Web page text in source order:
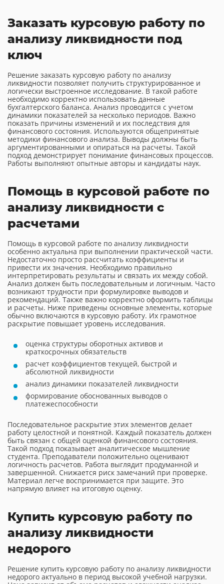
Заказать курсовую работу по
анализу ликвидности под
ключ
Решение заказать курсовую работу по анализу
ликвидности позволяет получить структурированное и
логически выстроенное исследование. В такой работе
необходимо корректно использовать данные
бухгалтерского баланса. Анализ проводится с учетом
динамики показателей за несколько периодов. Важно
показать причины изменений и их последствия для
финансового состояния. Используются общепринятые
методики финансового анализа. Выводы должны быть
аргументированными и опираться на расчеты. Такой
подход демонстрирует понимание финансовых процессов.
Работы выполняют опытные авторы и кандидаты наук.
Помощь в курсовой работе по
анализу ликвидности с
расчетами
Помощь в курсовой работе по анализу ликвидности
особенно актуальна при выполнении практической части.
Недостаточно просто рассчитать коэффициенты и
привести их значения. Необходимо правильно
интерпретировать результаты и связать их между собой.
Анализ должен быть последовательным и логичным. Часто
возникают трудности при формулировке выводов и
рекомендаций. Также важно корректно оформить таблицы
и расчеты. Ниже приведены основные элементы, которые
обычно включаются в курсовую работу. Их грамотное
раскрытие повышает уровень исследования.
оценка структуры оборотных активов и
краткосрочных обязательств
расчет коэффициентов текущей, быстрой и
абсолютной ликвидности
анализ динамики показателей ликвидности
формирование обоснованных выводов о
платежеспособности
Последовательное раскрытие этих элементов делает
работу целостной и понятной. Каждый показатель должен
быть связан с общей оценкой финансового состояния.
Такой подход показывает аналитическое мышление
студента. Преподаватели положительно оценивают
логичность расчетов. Работа выглядит продуманной и
завершенной. Снижается риск замечаний при проверке.
Материал легче воспринимается при защите. Это
напрямую влияет на итоговую оценку.
Купить курсовую работу по
анализу ликвидности
недорого
Решение купить курсовую работу по анализу ликвидности
недорого актуально в период высокой учебной нагрузки.